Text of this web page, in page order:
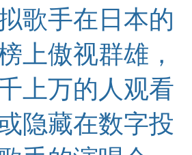
歌手在日本的
上傲视群雄，
上万的人观看
隐藏在数字投